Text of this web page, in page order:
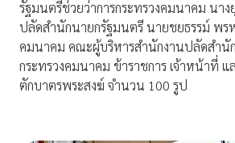
รัฐมนตรีช่วยว่าการกระทรวงคมนาคม นา
ปลัดสำนักนายกรัฐมนตรี นายชยธรรม์ พร
คมนาคม คณะผู้บริหารสำนักงานปลัดสำนั
กระทรวงคมนาคม ข้าราชการ เจ้าหน้าที่
ตักบาตรพระสงฆ์ จำนวน 100 รูป